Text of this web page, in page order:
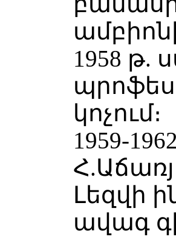
1958 թ.
կոչում։
1959-
Լեզվի
ավագ